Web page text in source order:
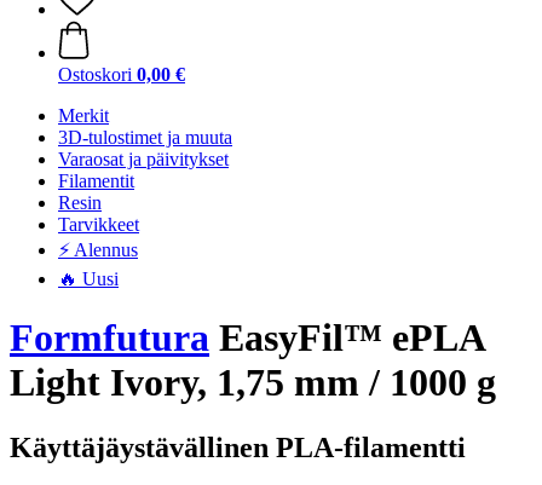
Ostoskori 0,00 €
Merkit
3D-tulostimet ja muuta
Varaosat ja päivitykset
Filamentit
Resin
Tarvikkeet
⚡ Alennus
🔥 Uusi
Formfutura EasyFil™ ePLA
Light Ivory, 1,75 mm / 1000 g
Käyttäjäystävällinen PLA-filamentti